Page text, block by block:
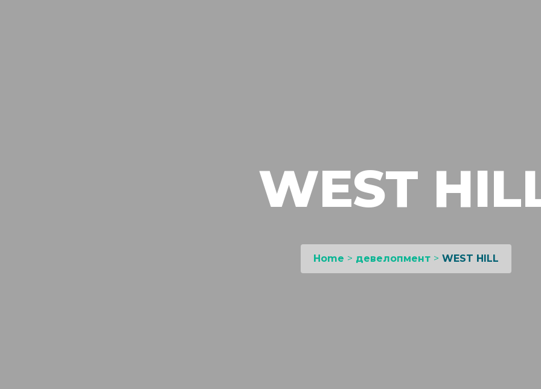
WEST
Home > девелопмент > WEST HILL